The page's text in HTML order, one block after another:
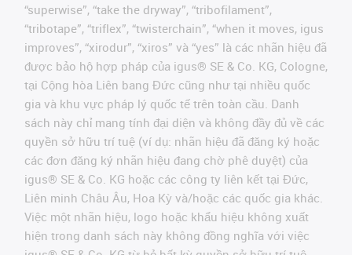
“superwise”, “take the dryway”, “tribofilament”,
“tribotape”, “triflex”, “twisterchain”, “when it moves, igus
improves”, “xirodur”, “xiros” và “yes” là các nhãn hiệu đã
được bảo hộ hợp pháp của igus® SE & Co. KG, Cologne,
tại Cộng hòa Liên bang Đức cũng như tại nhiều quốc
gia và khu vực pháp lý quốc tế trên toàn cầu. Danh
sách này chỉ mang tính đại diện và không đầy đủ về các
quyền sở hữu trí tuệ (ví dụ: nhãn hiệu đã đăng ký hoặc
các đơn đăng ký nhãn hiệu đang chờ phê duyệt) của
igus® SE & Co. KG hoặc các công ty liên kết tại Đức,
Liên minh Châu Âu, Hoa Kỳ và/hoặc các quốc gia khác.
Việc một nhãn hiệu, logo hoặc khẩu hiệu không xuất
hiện trong danh sách này không đồng nghĩa với việc